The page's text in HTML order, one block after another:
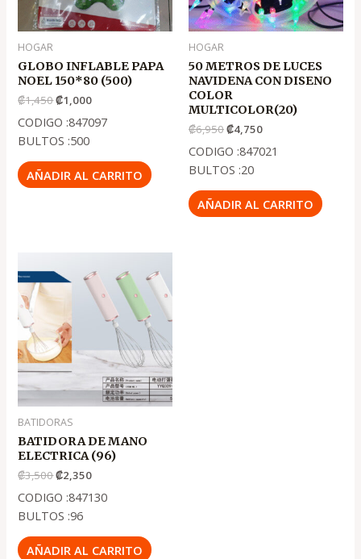
HOGAR
GLOBO INFLABLE PAPA
NOEL 150*80 (500)
₡1,450₡1,000
CODIGO :847097
BULTOS :500
AÑADIR AL CARRITO
HOGAR
50 METROS DE LUCES
NAVIDENA CON DISENO
COLOR
MULTICOLOR(20)
₡6,950₡4,750
CODIGO :847021
BULTOS :20
AÑADIR AL CARRITO
BATIDORAS
BATIDORA DE MANO
ELECTRICA (96)
₡3,500
precio
original
era:
₡3,500
₡2,350
precio
actual
es:
₡2,350
CODIGO :847130
BULTOS :96
AÑADIR AL CARRITO